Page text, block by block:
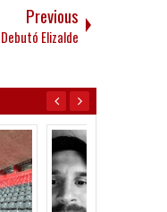
Previous
Debutó Elizalde